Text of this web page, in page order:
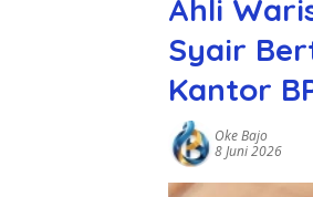
Ahli
Syair
Kantor
Oke Bajo
8 Juni 2026